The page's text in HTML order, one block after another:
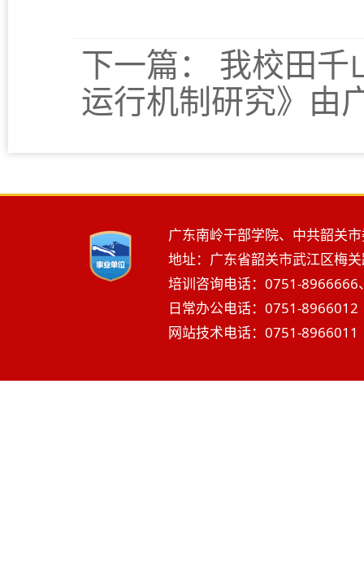
下一篇： 我校田千
运行机制研究》由
广东南岭干部学院、中共韶关
地址：广东省韶关市武江区梅
培训咨询电话：0751-
日常办公电话：0751-
网站技术电话：0751-